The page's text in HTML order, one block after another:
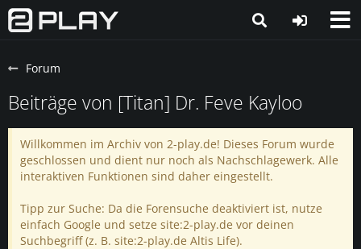
Forum
Beiträge von [Titan] Dr. Feve Kayloo
Willkommen im Archiv von 2-play.de! Dieses Forum wurde
geschlossen und dient nur noch als Nachschlagewerk. Alle
interaktiven Funktionen sind daher eingestellt.
Tipp zur Suche: Da die Forensuche deaktiviert ist, nutze
einfach Google und setze site:2-play.de vor deinen
Suchbegriff (z. B. site:2-play.de Altis Life).